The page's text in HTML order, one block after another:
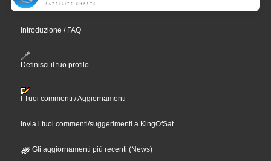
Introduzione / FAQ
Definisci il tuo profilo
I Tuoi commenti / Aggiornamenti
Invia i tuoi commenti/suggerimenti a KingOfSat
Gli aggiornamenti più recenti (News)